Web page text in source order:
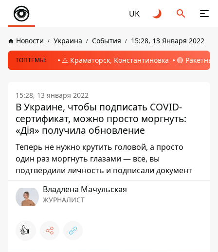
UK
Новости Украина События 15:28, 13 Января 2022
ТОПТЕМЫ: ⚠️ Краматорск, Константиновка 🔴
15:28, 13 января 2022
В Украине, чтобы подписать COVID-
сертификат, можно просто моргнуть:
«Дія» получила обновление
Теперь не нужно крутить головой, а просто
один раз моргнуть глазами — всё, вы
подтвердили личность и подписали документ
Владлена Мачульская
ЖУРНАЛИСТ
👍